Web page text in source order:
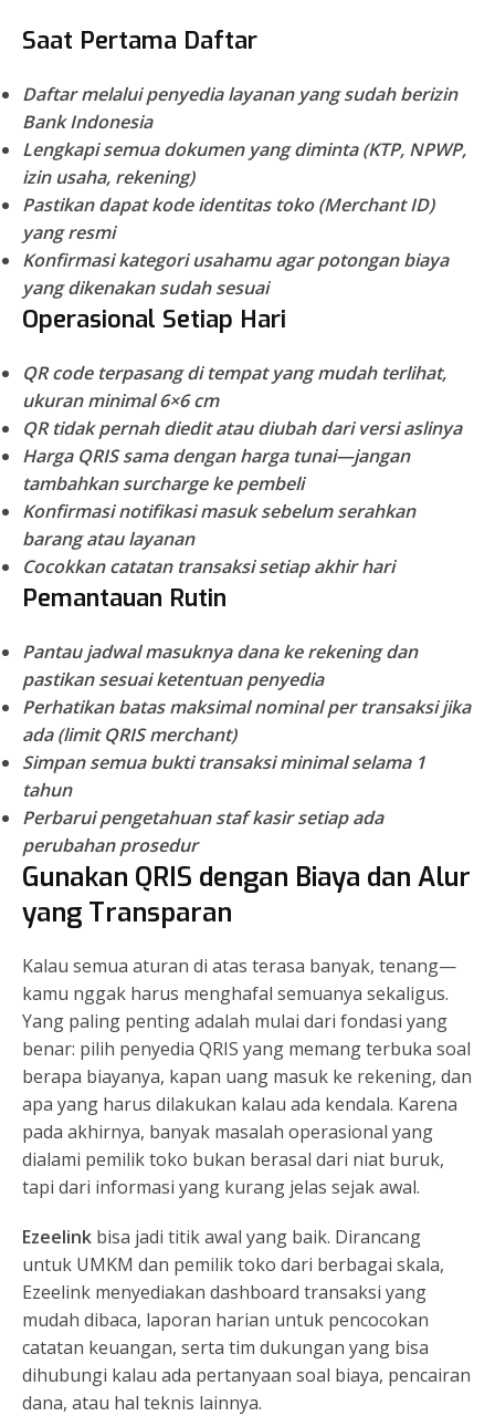
Saat Pertama Daftar
Daftar melalui penyedia layanan yang sudah berizin
Bank Indonesia
Lengkapi semua dokumen yang diminta (KTP, NPWP,
izin usaha, rekening)
Pastikan dapat kode identitas toko (Merchant ID)
yang resmi
Konfirmasi kategori usahamu agar potongan biaya
yang dikenakan sudah sesuai
Operasional Setiap Hari
QR code terpasang di tempat yang mudah terlihat,
ukuran minimal 6×6 cm
QR tidak pernah diedit atau diubah dari versi aslinya
Harga QRIS sama dengan harga tunai—jangan
tambahkan surcharge ke pembeli
Konfirmasi notifikasi masuk sebelum serahkan
barang atau layanan
Cocokkan catatan transaksi setiap akhir hari
Pemantauan Rutin
Pantau jadwal masuknya dana ke rekening dan
pastikan sesuai ketentuan penyedia
Perhatikan batas maksimal nominal per transaksi jika
ada (limit QRIS merchant)
Simpan semua bukti transaksi minimal selama 1
tahun
Perbarui pengetahuan staf kasir setiap ada
perubahan prosedur
Gunakan QRIS dengan Biaya dan Alur
yang Transparan
Kalau semua aturan di atas terasa banyak, tenang—
kamu nggak harus menghafal semuanya sekaligus.
Yang paling penting adalah mulai dari fondasi yang
benar: pilih penyedia QRIS yang memang terbuka soal
berapa biayanya, kapan uang masuk ke rekening, dan
apa yang harus dilakukan kalau ada kendala. Karena
pada akhirnya, banyak masalah operasional yang
dialami pemilik toko bukan berasal dari niat buruk,
tapi dari informasi yang kurang jelas sejak awal.
Ezeelink bisa jadi titik awal yang baik. Dirancang
untuk UMKM dan pemilik toko dari berbagai skala,
Ezeelink menyediakan dashboard transaksi yang
mudah dibaca, laporan harian untuk pencocokan
catatan keuangan, serta tim dukungan yang bisa
dihubungi kalau ada pertanyaan soal biaya, pencairan
dana, atau hal teknis lainnya.